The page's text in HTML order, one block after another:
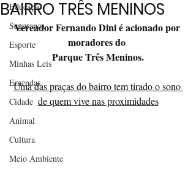
Educação
Segurança
Esporte
Minhas Leis
Emendas
Cidade
Animal
Cultura
Meio Ambiente
BAIRRO TRÊS MENINOS
Vereador Fernando Dini é acionado por
moradores do
Parque Três Meninos.
Uma das praças do bairro tem tirado o sono
de quem vive nas proximidades